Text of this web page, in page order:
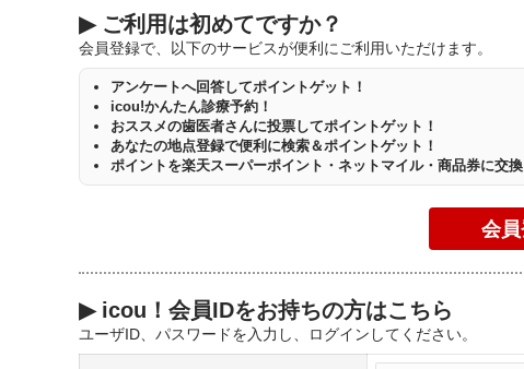
▶ ご利用は初めてですか？
会員登録で、以下のサービスが便利にご利用いただけます。
アンケートへ回答してポイントゲット！
icou!かんたん診療予約！
おススメの歯医者さんに投票してポイントゲット！
あなたの地点登録で便利に検索＆ポイントゲット！
ポイントを楽天スーパーポイント・ネットマイル・商品券に交換
▶ icou！会員IDをお持ちの方はこちら
ユーザID、パスワードを入力し、ログインしてください。